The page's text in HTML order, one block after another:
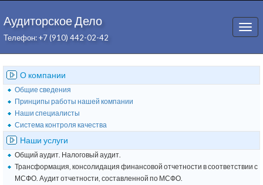
Аудиторское Дело
Телефон: +7 (910) 442-02-42
О компании
Общие сведения
Принципы работы нашей компании
Наши специалисты
Система контроля качества
Наши услуги
Общий аудит. Налоговый аудит.
Трансформация, консолидация финансовой отчетности в соответствии с
МСФО. Аудит отчетности, составленной по МСФО.